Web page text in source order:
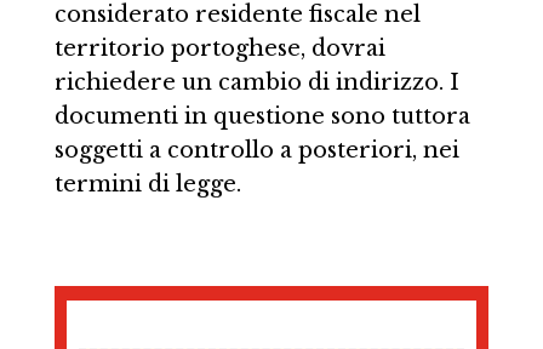
considerato residente fiscale nel
territorio portoghese, dovrai
richiedere un cambio di indirizzo. I
documenti in questione sono tuttora
soggetti a controllo a posteriori, nei
termini di legge.